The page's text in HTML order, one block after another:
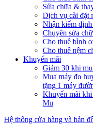
Sửa chữa &
Dịch vụ cài đặt
Nhận kiểm
Chuyên sửa
Cho thuê bình
Cho thuê nệm
Khuyến mãi
Giảm 30 khi
Mua máy đo
tặng 1 máy
Khuyến mãi
Mu
Hệ thống cửa hàng và bản